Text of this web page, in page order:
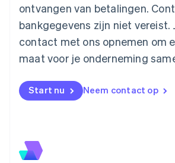
ontvangen van betalingen.
bankgegevens zijn niet vereist.
contact met ons opnemen om
maat voor je onderneming
Start nu Neem contact op
Malta
English
Mexico
Español English
Nederland
Nieuw-Zeeland
English
Deutsch
Polen